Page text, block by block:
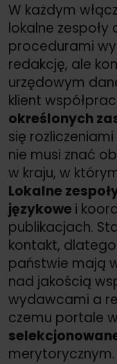
W każdym
lokalne zespoły
procedurami
redakcję, ale
urzędowym
klient
określonych
się
nie musi znać
w kraju, w
Lokalne
językowe i
publikacjach.
kontakt,
państwie mają
nad jakością
wydawcami a
czemu portale
merytorycznym.